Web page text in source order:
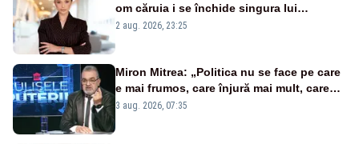
om căruia i se închide singura lui
portiță?”
2 aug. 2026, 23:25
Miron Mitrea: „Politica nu se face pe care
e mai frumos, care înjură mai mult, care
țipă mai tare, ci pe proiecte”
3 aug. 2026, 07:35